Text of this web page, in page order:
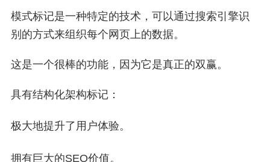
模式标记是一种特定的技术，可以通过搜索引擎识
别的方式来组织每个网页上的数据。
这是一个很棒的功能，因为它是真正的双赢。
具有结构化架构标记：
极大地提升了用户体验。
拥有巨大的SEO价值。